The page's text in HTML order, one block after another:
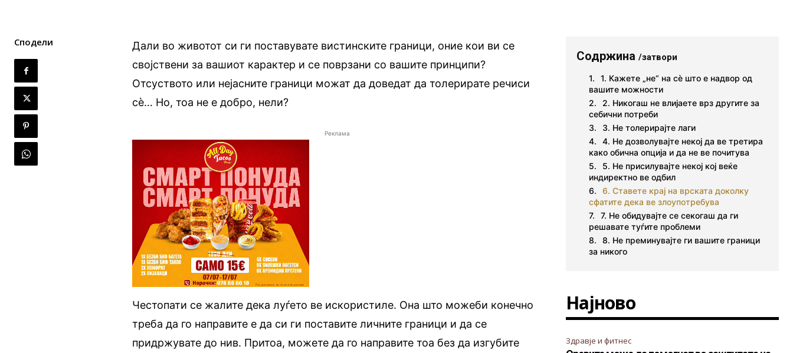
Сподели
Дали во животот си ги поставувате вистинските граници, оние кои ви се
својствени за вашиот карактер и се поврзани со вашите принципи?
Отсуството или нејасните граници можат да доведат да толерирате речиси
сè… Но, тоа не е добро, нели?
Реклама
Честопати се жалите дека луѓето ве искористиле. Она што можеби конечно
треба да го направите е да си ги поставите личните граници и да се
придржувате до нив. Притоа, можете да го направите тоа без да изгубите
Содржина/затвори
1. Кажете „не“ на сè што е надвор од
вашите можности
2. Никогаш не влијаете врз другите за
себични потреби
3. Не толерирајте лаги
4. Не дозволувајте некој да ве третира
како обична опција и да не ве почитува
5. Не присилувајте некој кој веќе
индиректно ве одбил
6. Ставете крај на врската доколку
сфатите дека ве злоупотребува
7. Не обидувајте се секогаш да ги
решавате туѓите проблеми
8. Не преминувајте ги вашите граници
за никого
Најново
Здравје и фитнес